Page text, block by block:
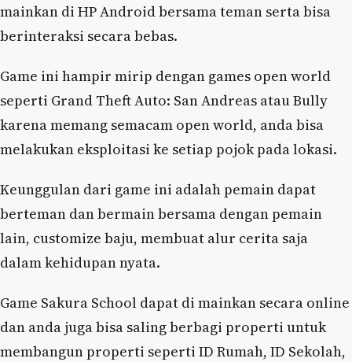
mainkan di HP Android bersama teman serta bisa
berinteraksi secara bebas.
Game ini hampir mirip dengan games open world
seperti Grand Theft Auto: San Andreas atau Bully
karena memang semacam open world, anda bisa
melakukan eksploitasi ke setiap pojok pada lokasi.
Keunggulan dari game ini adalah pemain dapat
berteman dan bermain bersama dengan pemain
lain, customize baju, membuat alur cerita saja
dalam kehidupan nyata.
Game Sakura School dapat di mainkan secara online
dan anda juga bisa saling berbagi properti untuk
membangun properti seperti ID Rumah, ID Sekolah,